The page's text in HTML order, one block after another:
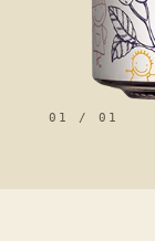
01 / 01